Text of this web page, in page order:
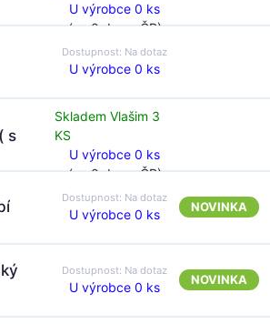
U výrobce 0 ks
(za 0 dny v ČR)
Dostupnost: Na dotaz
U výrobce 0 ks
s
Skladem Vlašim 3
KS
U výrobce 0 ks
(za 0 dny v ČR)
Dostupnost: Na dotaz
U výrobce 0 ks NOVINKA
Dostupnost: Na dotaz
U výrobce 0 ks NOVINKA